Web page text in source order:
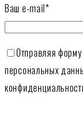
Ваш e-mail*
Отправляя
персональных